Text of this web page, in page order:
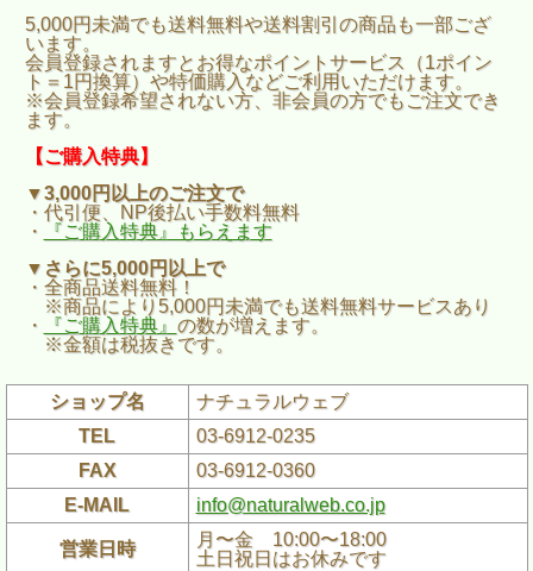
5,000円未満でも送料無料や送料割引の商品も一部ござ
います。
会員登録されますとお得なポイントサービス（1ポイン
ト＝1円換算）や特価購入などご利用いただけます。
※会員登録希望されない方、非会員の方でもご注文でき
ます。
【ご購入特典】
▼3,000円以上のご注文で
・代引便、NP後払い手数料無料
・
『ご購入特典』もらえます
▼さらに5,000円以上で
・全商品送料無料！
※商品により5,000円未満でも送料無料サービスあり
・
『ご購入特典』 の数が増えます。
※金額は税抜きです。
ショップ名
ナチュラルウェブ
TEL
03-6912-0235
FAX
03-6912-0360
E-MAIL
info@naturalweb.co.jp
営業日時
月〜金 10:00〜18:00
土日祝日はお休みです